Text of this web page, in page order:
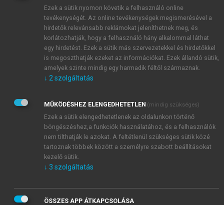
JELSZÓ ÚJRA
Kérek értesítést a MeRSZ újdonságairól, akcióiról.
Kérek értesítést az Akadémiai Kiadó Zrt. újdonságairól,
Adatkezelési tájékoztatóbanfoglaltakat tudomásul
veszem és elfogadom.
Általános vásárlási feltételeket, valamint a szotar.netés a
mersz.huoldalak licencszerződéseiben foglaltakat
tudomásul veszem és elfogadom.
KIPRÓBÁLOM
Ezek a sütik nyomon követik a felhasználó online
tevékenységét. Az online tevékenységek megismerésével a
hirdetők relevánsabb reklámokat jeleníthetnek meg, és
korlátozhatják, hogy a felhasználó hány alkalommal láthat
egy hirdetést. Ezek a sütik más szervezetekkel és hirdetőkkel
is megoszthatják ezeket az információkat. Ezek állandó sütik,
amelyek szinte mindig egy harmadik féltől származnak.
↓ 2 szolgáltatás
MŰKÖDÉSHEZ ELENGEDHETETLEN (mindig szükséges)
Ezek a sütik elengedhetetlenek az oldalunkon történő
böngészéshez,a funkciók használatához, és a felhasználók
nem tilthatják le azokat. A feltétlenül szükséges sütik közé
tartoznak többek között a személyre szabott beállításokat
kezelő sütik.
↓ 3 szolgáltatás
ÖSSZES APP ÁTKAPCSOLÁSA